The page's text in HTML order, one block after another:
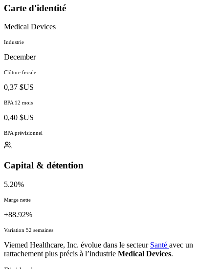
Carte d'identité
Medical Devices
Industrie
December
Clôture fiscale
0,37 $US
BPA 12 mois
0,40 $US
BPA prévisionnel
Capital & détention
5.20%
Marge nette
+88.92%
Variation 52 semaines
Viemed Healthcare, Inc. évolue dans le secteur Santé avec un
rattachement plus précis à l’industrie Medical Devices.